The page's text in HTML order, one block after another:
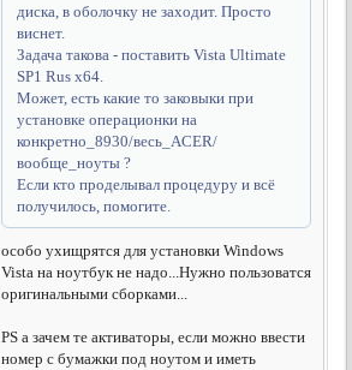
диска, в оболочку не заходит. Просто
виснет.
Задача такова - поставить Vista Ultimate
SP1 Rus x64.
Может, есть какие то заковыки при
установке операционки на
конкретно_8930/весь_ACER/
вообще_ноуты ?
Если кто проделывал процедуру и всё
получилось, помогите.
особо ухищрятся для установки Windows
Vista на ноутбук не надо...Нужно пользоватся
оригинальными сборками...
PS а зачем те активаторы, если можно ввести
номер с бумажки под ноутом и иметь